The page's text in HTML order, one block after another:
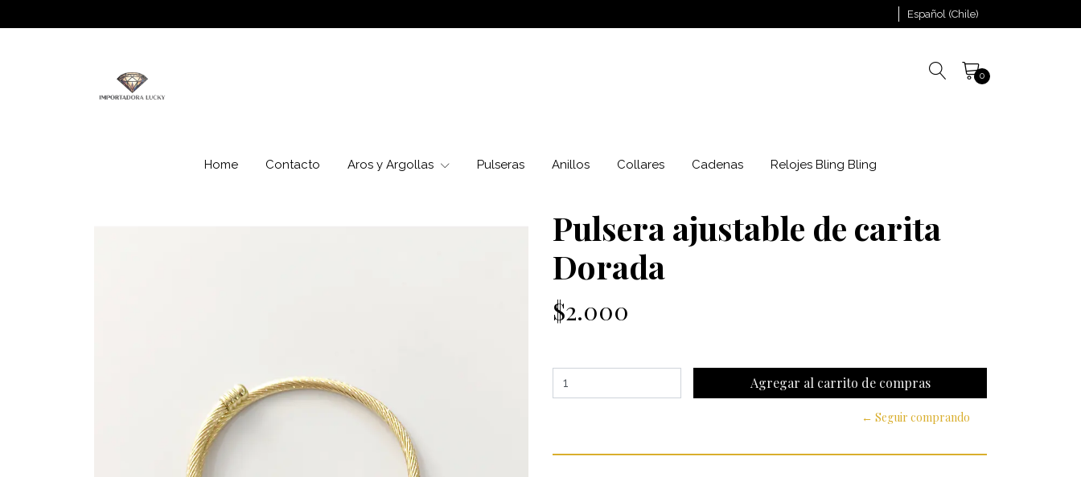
Español (Chile)
0
Home Contacto Aros y Argollas Pulseras Anillos Collares Cadenas Relojes Bling Bling
Pulsera ajustable de carita
Dorada
$2.000
← Seguir comprando